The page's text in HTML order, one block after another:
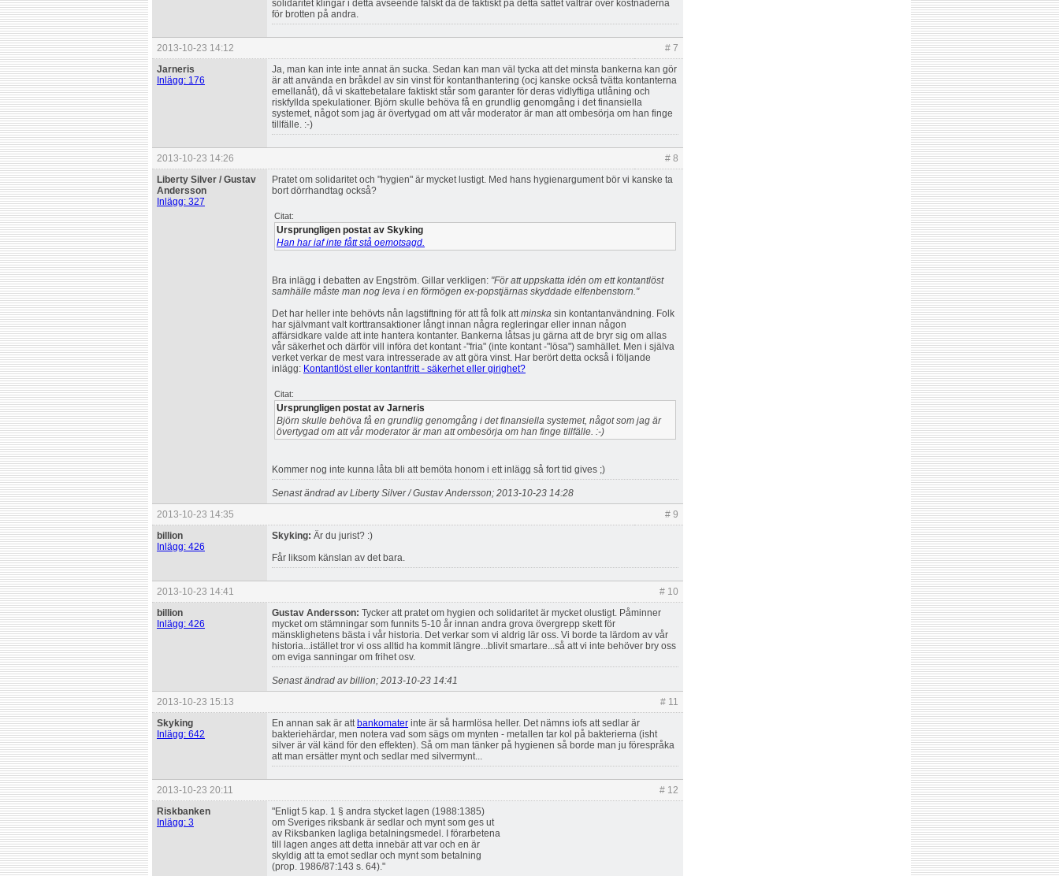
solidaritet klingar i detta avseende falskt då de faktiskt på detta sättet vältrar över kostnaderna
för brotten på andra.
2013-10-23 14:12
# 7
Jarneris
Inlägg: 176
Ja, man kan inte inte annat än sucka. Sedan kan man väl tycka att det minsta bankerna kan gör
är att använda en bråkdel av sin vinst för kontanthantering (ocj kanske också tvätta kontanterna
emellanåt), då vi skattebetalare faktiskt står som garanter för deras vidlyftiga utlåning och
riskfyllda spekulationer. Björn skulle behöva få en grundlig genomgång i det finansiella
systemet, något som jag är övertygad om att vår moderator är man att ombesörja om han finge
tillfälle. :-)
2013-10-23 14:26
# 8
Liberty Silver / Gustav
Andersson
Inlägg: 327
Pratet om solidaritet och "hygien" är mycket lustigt. Med hans hygienargument bör vi kanske ta
bort dörrhandtag också?
Citat:
Ursprungligen postat av Skyking
Han har iaf inte fått stå oemotsagd.
Bra inlägg i debatten av Engström. Gillar verkligen: "För att uppskatta idén om ett kontantlöst
samhälle måste man nog leva i en förmögen ex-popstjärnas skyddade elfenbenstorn."
Det har heller inte behövts nån lagstiftning för att få folk attminska sin kontantanvändning. Folk
har självmant valt korttransaktioner långt innan några regleringar eller innan någon
affärsidkare valde att inte hantera kontanter. Bankerna låtsas ju gärna att de bryr sig om allas
vår säkerhet och därför vill införa det kontant -"fria" (inte kontant -"lösa") samhället. Men i själva
verket verkar de mest vara intresserade av att göra vinst. Har berört detta också i följande
inlägg: Kontantlöst eller kontantfritt - säkerhet eller girighet?
Citat:
Ursprungligen postat av Jarneris
Björn skulle behöva få en grundlig genomgång i det finansiella systemet, något som jag är
övertygad om att vår moderator är man att ombesörja om han finge tillfälle. :-)
Kommer nog inte kunna låta bli att bemöta honom i ett inlägg så fort tid gives ;)
Senast ändrad av Liberty Silver / Gustav Andersson; 2013-10-23 14:28
2013-10-23 14:35
# 9
billion
Inlägg: 426
Skyking: Är du jurist? :)
Får liksom känslan av det bara.
2013-10-23 14:41
# 10
billion
Inlägg: 426
Gustav Andersson: Tycker att pratet om hygien och solidaritet är mycket olustigt. Påminner
mycket om stämningar som funnits 5-10 år innan andra grova övergrepp skett för
mänsklighetens bästa i vår historia. Det verkar som vi aldrig lär oss. Vi borde ta lärdom av vår
historia...istället tror vi oss alltid ha kommit längre...blivit smartare...så att vi inte behöver bry oss
om eviga sanningar om frihet osv.
Senast ändrad av billion; 2013-10-23 14:41
2013-10-23 15:13
# 11
Skyking
Inlägg: 642
En annan sak är att bankomater inte är så harmlösa heller. Det nämns iofs att sedlar är
bakteriehärdar, men notera vad som sägs om mynten - metallen tar kol på bakterierna (isht
silver är väl känd för den effekten). Så om man tänker på hygienen så borde man ju förespråka
att man ersätter mynt och sedlar med silvermynt...
2013-10-23 20:11
# 12
Riskbanken
Inlägg: 3
"Enligt 5 kap. 1 § andra stycket lagen (1988:1385)
om Sveriges riksbank är sedlar och mynt som ges ut
av Riksbanken lagliga betalningsmedel. I förarbetena
till lagen anges att detta innebär att var och en är
skyldig att ta emot sedlar och mynt som betalning
(prop. 1986/87:143 s. 64)."